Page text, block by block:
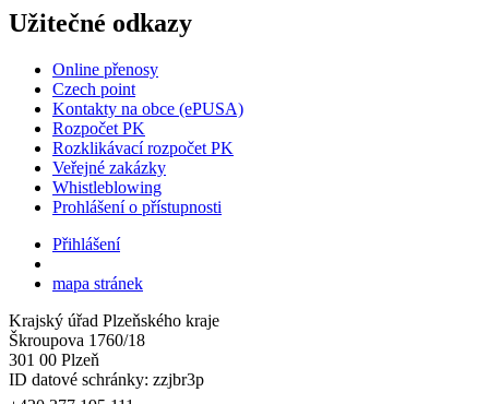
Užitečné odkazy
Online přenosy
Czech point
Kontakty na obce (ePUSA)
Rozpočet PK
Rozklikávací rozpočet PK
Veřejné zakázky
Whistleblowing
Prohlášení o přístupnosti
Přihlášení
mapa stránek
Krajský úřad Plzeňského kraje
Škroupova 1760/18
301 00 Plzeň
ID datové schránky: zzjbr3p